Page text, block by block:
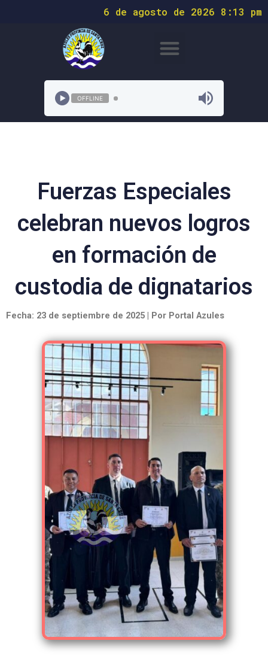
6 de agosto de 2026 8:13 pm
OFFLINE
Fuerzas Especiales
celebran nuevos logros
en formación de
custodia de dignatarios
Fecha: 23 de septiembre de 2025 | Por Portal Azules